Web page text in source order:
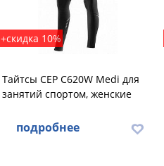
+скидка 10%
Тайтсы CEP C620W Medi для
занятий спортом, женские
подробнее